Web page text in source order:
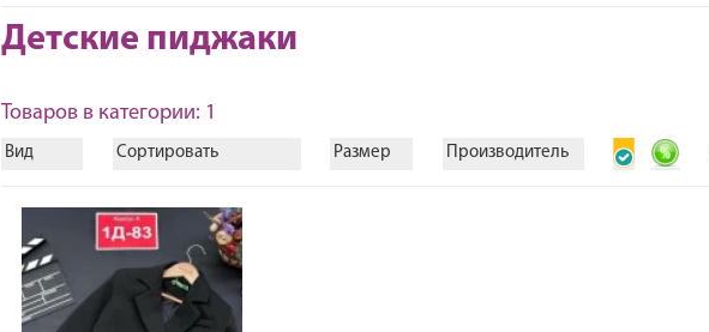
Детские пиджаки
Товаров в категории: 1
Вид Сортировать Размер Производитель